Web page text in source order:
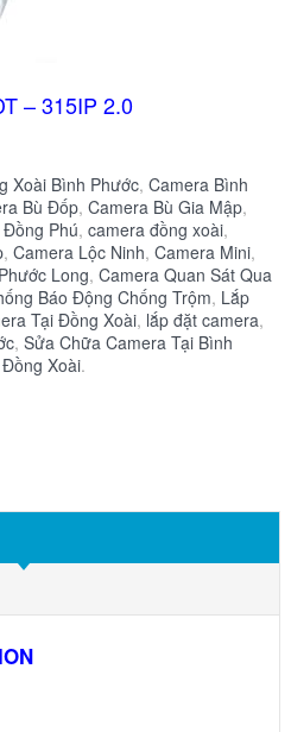
– 315IP 2.0
Xoài Bình Phước, Camera Bình
Bù Đốp, Camera Bù Gia Mập,
Phú, camera đồng xoài,
, Camera Lộc Ninh, Camera Mini,
Long, Camera Quan Sát Qua
Báo Động Chống Trộm, Lắp
Tại Đồng Xoài, lắp đặt camera,
, Sửa Chữa Camera Tại Bình
Xoài.